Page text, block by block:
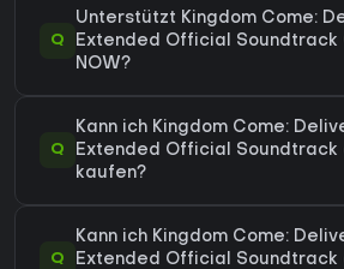
Q
Unterstützt Kingdom Come:
Extended Official Soundtrack
NOW?
Q
Kann ich Kingdom Come:
Extended Official Soundtrack
kaufen?
Q
Kann ich Kingdom Come:
Extended Official Soundtrack